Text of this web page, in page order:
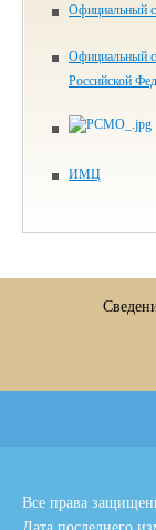
Официальный
Официальный
Российской
ИМЦ
Все права